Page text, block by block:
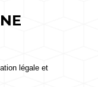
légale et